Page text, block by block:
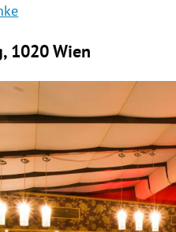
1020 Wien
schließen